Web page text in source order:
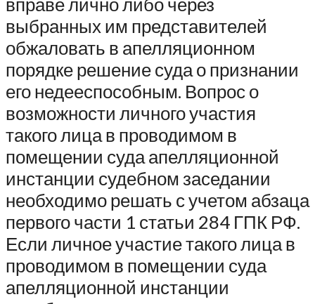
вправе лично либо через
выбранных им представителей
обжаловать в апелляционном
порядке решение суда о признании
его недееспособным. Вопрос о
возможности личного участия
такого лица в проводимом в
помещении суда апелляционной
инстанции судебном заседании
необходимо решать с учетом абзаца
первого части 1 статьи 284 ГПК РФ.
Если личное участие такого лица в
проводимом в помещении суда
апелляционной инстанции